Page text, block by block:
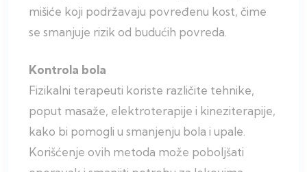
mišiće koji podržavaju povređenu kost, čime
se smanjuje rizik od budućih povreda.
Kontrola bola
Fizikalni terapeuti koriste različite tehnike,
poput masaže, elektroterapije i kineziterapije,
kako bi pomogli u smanjenju bola i upale.
Korišćenje ovih metoda može poboljšati